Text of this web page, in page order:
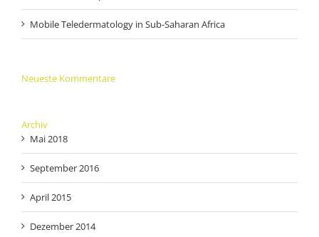
Mobile Teledermatology in Sub-Saharan Africa
Neueste Kommentare
Archiv
Mai 2018
September 2016
April 2015
Dezember 2014